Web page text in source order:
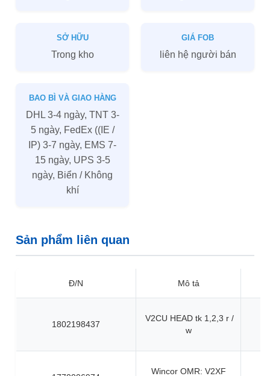
SỞ HỮU
Trong kho
GIÁ FOB
liên hệ người bán
BAO BÌ VÀ GIAO HÀNG
DHL 3-4 ngày, TNT 3-
5 ngày, FedEx ((IE /
IP) 3-7 ngày, EMS 7-
15 ngày, UPS 3-5
ngày, Biển / Không
khí
Sản phẩm liên quan
Đ/N Mô tả
1802198437
V2CU HEAD tk 1,2,3 r /
w
Wincor OMR: V2XF